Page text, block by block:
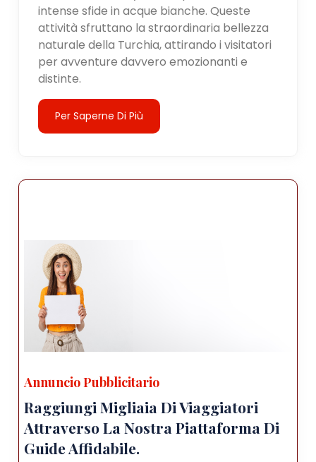
intense sfide in acque bianche. Queste
attività sfruttano la straordinaria bellezza
naturale della Turchia, attirando i visitatori
per avventure davvero emozionanti e
distinte.
Per Saperne Di Più
Annuncio Pubblicitario
Raggiungi Migliaia Di Viaggiatori
Attraverso La Nostra Piattaforma Di
Guide Affidabile.